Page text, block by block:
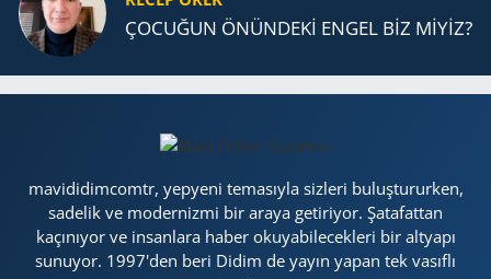
ÇOCUĞUN ÖNÜNDEKİ ENGEL BİZ MİYİZ?
mavididimcomtr, yepyeni temasıyla sizleri buluştururken,
sadelik ve modernizmi bir araya getiriyor. Şatafattan
kaçınıyor ve insanlara haber okuyabilecekleri bir altyapı
sunuyor. 1997'den beri Didim de yayın yapan tek vasıflı